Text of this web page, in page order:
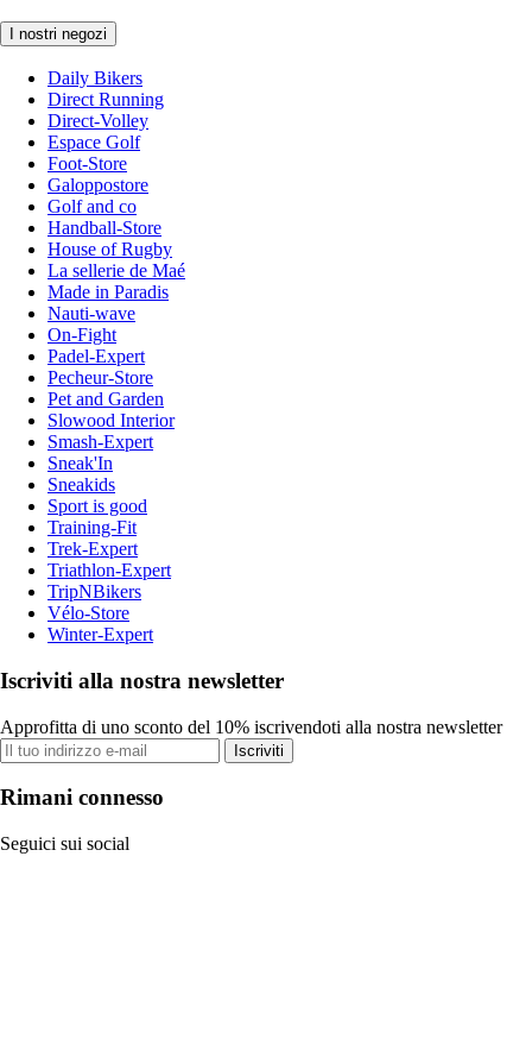
I nostri negozi
Daily Bikers
Direct Running
Direct-Volley
Espace Golf
Foot-Store
Galoppostore
Golf and co
Handball-Store
House of Rugby
La sellerie de Maé
Made in Paradis
Nauti-wave
On-Fight
Padel-Expert
Pecheur-Store
Pet and Garden
Slowood Interior
Smash-Expert
Sneak'In
Sneakids
Sport is good
Training-Fit
Trek-Expert
Triathlon-Expert
TripNBikers
Vélo-Store
Winter-Expert
Iscriviti alla nostra newsletter
Approfitta di uno sconto del 10% iscrivendoti alla nostra newsletter
Iscriviti
Rimani connesso
Seguici sui social